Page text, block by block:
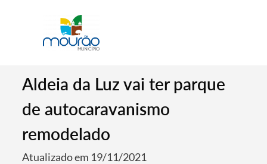
Aldeia da Luz vai ter parque
de autocaravanismo
remodelado
Atualizado em 19/11/2021